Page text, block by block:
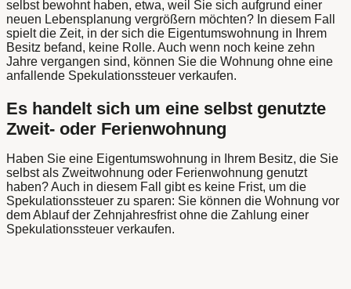
selbst bewohnt haben, etwa, weil Sie sich aufgrund einer
neuen Lebensplanung vergrößern möchten? In diesem Fall
spielt die Zeit, in der sich die Eigentumswohnung in Ihrem
Besitz befand, keine Rolle. Auch wenn noch keine zehn
Jahre vergangen sind, können Sie die Wohnung ohne eine
anfallende Spekulationssteuer verkaufen.
Es handelt sich um eine selbst genutzte
Zweit- oder Ferienwohnung
Haben Sie eine Eigentumswohnung in Ihrem Besitz, die Sie
selbst als Zweitwohnung oder Ferienwohnung genutzt
haben? Auch in diesem Fall gibt es keine Frist, um die
Spekulationssteuer zu sparen: Sie können die Wohnung vor
dem Ablauf der Zehnjahresfrist ohne die Zahlung einer
Spekulationssteuer verkaufen.